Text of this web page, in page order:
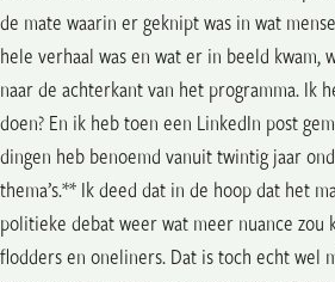
de mate waarin er geknipt was in wat
hele verhaal was en wat er in beeld kwam,
naar de achterkant van het programma. Ik
doen? En ik heb toen een LinkedIn post
dingen heb benoemd vanuit twintig jaar
thema’s.** Ik deed dat in de hoop dat het
politieke debat weer wat meer nuance zou
flodders en oneliners. Dat is toch echt wel